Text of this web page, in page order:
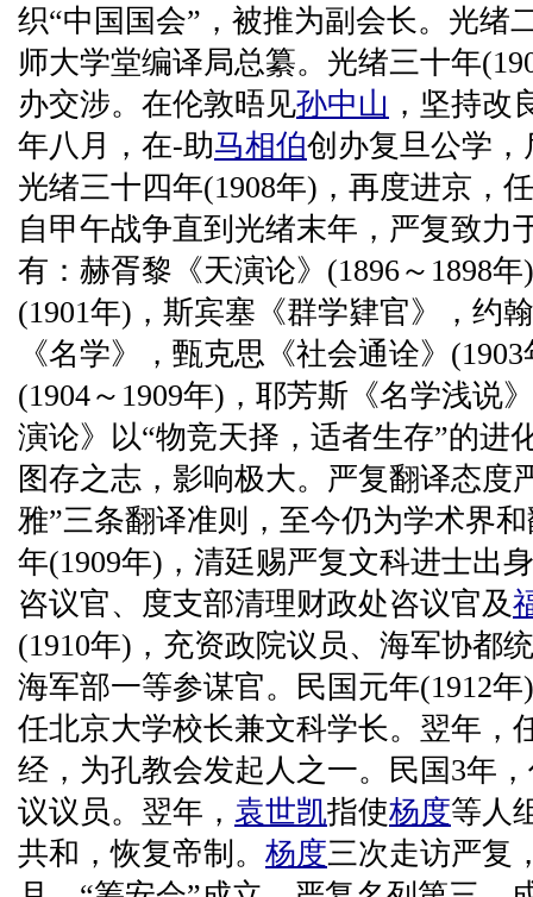
织“中国国会”，被推为副会长。光绪
师大学堂编译局总纂。光绪三十年
办交涉。在伦敦晤见孙中山 ，坚持改
年八月，在-助马相伯创办复旦公学，
光绪三十四年(1908年)，再度进京，
自甲午战争直到光绪末年，严复致力
有：赫胥黎《天演论》(1896～1898
(1901年)，斯宾塞《群学肄官》，约
《名学》，甄克思《社会通诠》
(1904～1909年)，耶芳斯《名学浅说
演论》以“物竞天择，适者生存”的进
图存之志，影响极大。严复翻译态度
雅”三条翻译准则，至今仍为学术界
年(1909年)，清廷赐严复文科进士出
咨议官、度支部清理财政处咨议官及
(1910年)，充资政院议员、海军协都
海军部一等参谋官。民国元年(1912年
任北京大学校长兼文科学长。翌年，
经，为孔教会发起人之一。民国3年
议议员。翌年， 袁世凯指使杨度等人
共和，恢复帝制。 杨度三次走访严复